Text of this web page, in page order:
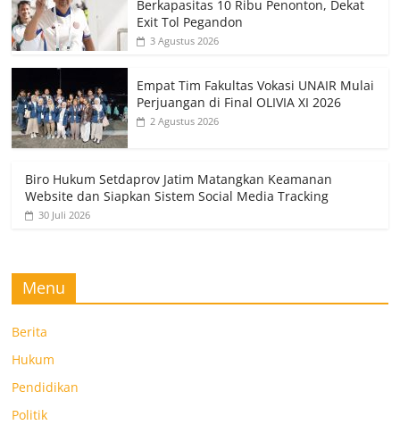
Berkapasitas 10 Ribu Penonton, Dekat
Exit Tol Pegandon
3 Agustus 2026
Empat Tim Fakultas Vokasi UNAIR Mulai
Perjuangan di Final OLIVIA XI 2026
2 Agustus 2026
Biro Hukum Setdaprov Jatim Matangkan Keamanan
Website dan Siapkan Sistem Social Media Tracking
30 Juli 2026
Menu
Berita
Hukum
Pendidikan
Politik